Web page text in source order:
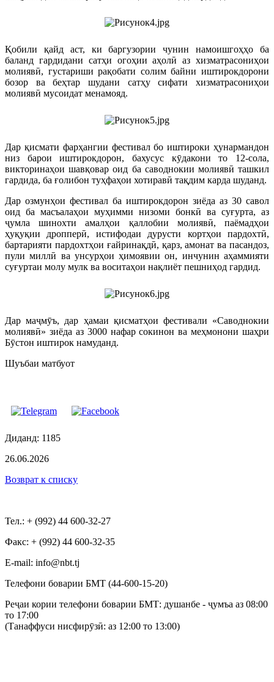
Қобили қайд аст, ки баргузории чунин намоишгоҳҳо ба
баланд гардидани сатҳи огоҳии аҳолӣ аз хизматрасониҳои
молиявӣ, густариши рақобати солим байни иштирокдорони
бозор ва беҳтар шудани сатҳу сифати хизматрасониҳои
молиявӣ мусоидат менамояд.
Дар қисмати фарҳангии фестивал бо иштироки ҳунармандон
низ барои иштирокдорон, бахусус кӯдакони то 12-сола,
викторинаҳои шавқовар оид ба саводнокии молиявӣ ташкил
гардида, ба ғолибон туҳфаҳои хотиравӣ тақдим карда шуданд.
Дар озмунҳои фестивал ба иштирокдорон зиёда аз 30 савол
оид ба масъалаҳои муҳимми низоми бонкӣ ва суғурта, аз
ҷумла шинохти амалҳои қаллобии молиявӣ, паёмадҳои
ҳуқуқии дропперӣ, истифодаи дурусти кортҳои пардохтӣ,
бартарияти пардохтҳои ғайринақдӣ, қарз, амонат ва пасандоз,
пули миллӣ ва унсурҳои ҳимоявии он, инчунин аҳаммияти
суғуртаи молу мулк ва воситаҳои нақлиёт пешниҳод гардид.
Дар маҷмӯъ, дар ҳамаи қисматҳои фестивали «Саводнокии
молиявӣ» зиёда аз 3000 нафар сокинон ва меҳмонони шаҳри
Бӯстон иштирок намуданд.
Шуъбаи матбуот
Диданд: 1185
26.06.2026
Возврат к списку
Тел.: + (992) 44 600-32-27
Факс: + (992) 44 600-32-35
Е-mail: info@nbt.tj
Телефони боварии БМТ (44-600-15-20)
Реҷаи кории телефони боварии БМТ: душанбе - ҷумъа аз 08:00
то 17:00
(Танаффуси нисфирӯзӣ: аз 12:00 то 13:00)